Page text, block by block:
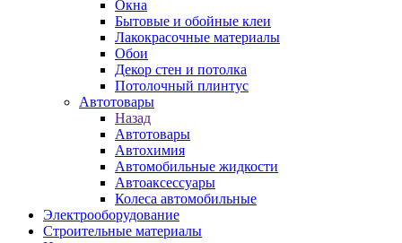
Окна
Бытовые и обойные клеи
Лакокрасочные материалы
Обои
Декор стен и потолка
Потолочный плинтус
Автотовары
Назад
Автотовары
Автохимия
Автомобильные жидкости
Автоаксессуары
Колеса автомобильные
Электрооборудование
Строительные материалы